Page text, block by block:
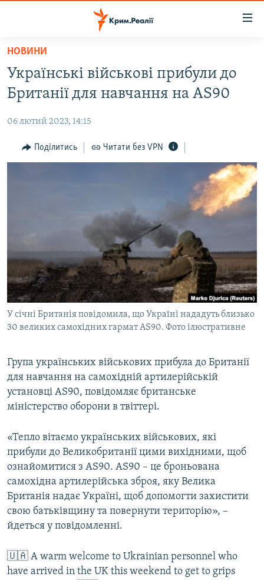
Перейти
основного
матеріалу
Перейти
до
навігації
Перейти
ВОДА.КРИМ
ВІДЕО ТА ФОТО
ПОЛІТИКА
БЛОГИ
ДЕПОРТАЦІЯ
ВІДЕОУРОКИ «ELIFBE»
СВІДЧЕННЯ ОКУПАЦІЇ
УКРАЇНСЬКА ПРОБЛЕМА КРИМУ
ЯК ОБІЙТИ БЛОКУВАННЯ
Русский
Qırımtatar
Усі сайти RFE/RL
НОВИНИ
Українські військові прибули до
Британії для навчання на AS90
06 лютий 2023, 14:15
Поділитись Читати без VPN
У січні Британія повідомила, що Україні нададуть близько
30 великих самохідних гармат AS90. Фото ілюстративне
Група українських військових прибула до Британії
для навчання на самохідній артилерійській
установці AS90, повідомляє британське
міністерство оборони в твіттері.
«Тепло вітаємо українських військових, які
прибули до Великобританії цими вихідними, щоб
ознайомитися з AS90. AS90 – це броньована
самохідна артилерійська зброя, яку Велика
Британія надає Україні, щоб допомогти захистити
свою батьківщину та повернути територію», –
йдеться у повідомленні.
🇺🇦 A warm welcome to Ukrainian personnel who
have arrived in the UK this weekend to get to grips